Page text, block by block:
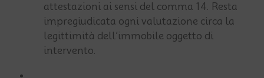
attestazioni ai sensi del comma 14. Resta
impregiudicata ogni valutazione circa la
legittimità dell’immobile oggetto di
intervento.